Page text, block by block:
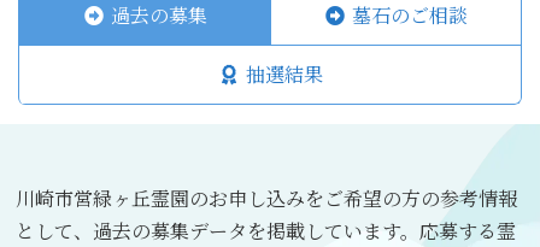
過去の募集 墓石のご相談
抽選結果
川崎市営緑ヶ丘霊園のお申し込みをご希望の方の参考情報
として、過去の募集データを掲載しています。応募する霊